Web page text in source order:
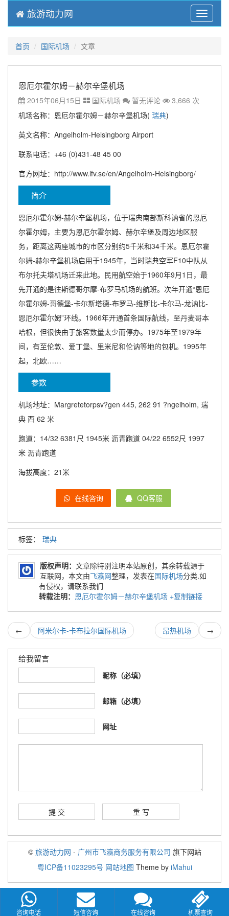
Menu
旅游动力网
首页 国际机场 文章
恩厄尔霍尔姆－赫尔辛堡机场
2015年06月15日 国际机场 暂无评论
3,666 次
机场名称：恩厄尔霍尔姆－赫尔辛堡机场( 瑞典)
英文名称：Angelholm-Helsingborg Airport
联系电话：+46 (0)431-48 45 00
官方网址：http://www.lfv.se/en/Angelholm-Helsingborg/
简介
恩厄尔霍尔姆-赫尔辛堡机场，位于瑞典南部斯科讷省的恩厄
尔霍尔姆，主要为恩厄尔霍尔姆、赫尔辛堡及周边地区服
务，距离这两座城市的市区分别约5千米和34千米。恩厄尔霍
尔姆-赫尔辛堡机场启用于1945年，当时瑞典空军F10中队从
布尔托夫塔机场迁来此地。民用航空始于1960年9月1日，最
先开通的是往斯德哥尔摩-布罗马机场的航班。次年开通“恩厄
尔霍尔姆-哥德堡-卡尔斯塔德-布罗马-维斯比-卡尔马-龙讷比-
恩厄尔霍尔姆”环线。1966年开通首条国际航线，至丹麦哥本
哈根，但很快由于旅客数量太少而停办。1975年至1979年
间，有至伦敦、爱丁堡、里米尼和伦讷等地的包机。1995年
起，北欧……
参数
机场地址：Margretetorpsv?gen 445, 262 91 ?ngelholm, 瑞
典 西 62 米
跑道：14/32 6381尺 1945米 沥青跑道 04/22 6552尺 1997
米 沥青跑道
海拔高度：21米
在线咨询 QQ客服
标签： 瑞典
版权声明： 文章除特别注明本站原创，其余转载源于
互联网，本文由飞瀛网整理，发表在国际机场分类.如
有侵权，请联系我们
转载注明： 恩厄尔霍尔姆－赫尔辛堡机场 +复制链接
← 阿米尔卡-卡布拉尔国际机场 →
昂热机场
给我留言
昵称（必填）
邮箱（必填）
网址
© 旅游动力网 - 广州市飞瀛商务服务有限公司 旗下网站
粤ICP备11023295号 网站地图 Theme by iMahui
咨询电话 短信咨询 在线咨询 机票查询